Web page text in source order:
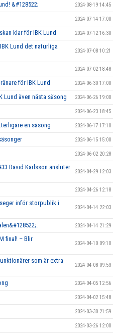
&#128522; 2024-08-19 14:45
2024-07-14 17:00
klar för IBK Lund 2024-07-12 16:30
Lund det naturliga
2024-07-08 10:21
2024-07-02 18:48
för IBK Lund 2024-06-30 17:00
Lund även nästa säsong 2024-06-26 19:00
2024-06-23 18:45
en säsong 2024-06-17 17:10
2024-06-15 15:00
2024-06-02 20:28
David Karlsson ansluter
2024-04-29 12:03
2024-04-26 12:18
inför storpublik i
2024-04-14 22:03
2024-04-14 21:29
final! – Blir
2024-04-10 09:10
som är extra
2024-04-08 09:53
2024-04-05 12:56
2024-04-02 15:48
2024-03-30 21:59
2024-03-26 12:00